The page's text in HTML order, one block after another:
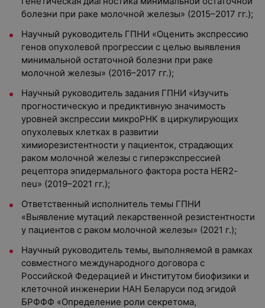
болезни при раке молочной железы» (2015–2017 гг.);
Научный руководитель ГПНИ «Оценить экспрессию
генов опухолевой прогрессии с целью выявления
минимальной остаточной болезни при раке
молочной железы» (2016–2017 гг.);
Научный руководитель задания ГПНИ «Изучить
прогностическую и предиктивную значимость
уровней экспрессии микроРНК в циркулирующих
опухолевых клетках в развитии
химиорезистентности у пациенток, страдающих
раком молочной железы с гиперэкспрессией
рецептора эпидермального фактора роста HER2-
neu» (2019–2021 гг.);
Ответственный исполнитель темы ГПНИ
«Выявление мутаций лекарственной резистентности
у пациентов с раком молочной железы» (2021 г.);
Научный руководитель темы, выполняемой в рамках
совместного международного договора с
Российской Федерацией и Институтом биофизики и
клеточной инженерии НАН Беларуси под эгидой
БРФФФ «Определение роли секретома,